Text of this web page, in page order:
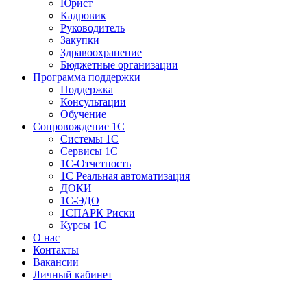
Юрист
Кадровик
Руководитель
Закупки
Здравоохранение
Бюджетные организации
Программа поддержки
Поддержка
Консультации
Обучение
Сопровождение 1С
Системы 1С
Сервисы 1С
1C-Отчетность
1С Реальная автоматизация
ДОКИ
1C-ЭДО
1СПАРК Риски
Курсы 1С
О нас
Контакты
Вакансии
Личный кабинет